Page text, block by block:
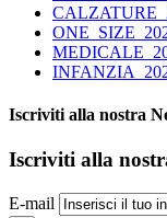
Iscriviti alla nostra
Iscriviti alla
E-mail